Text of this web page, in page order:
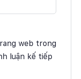
web trong
luận kế tiếp